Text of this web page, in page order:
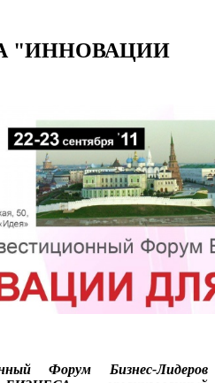
"ИННОВАЦИИ
Форум Бизнес-Лидеров